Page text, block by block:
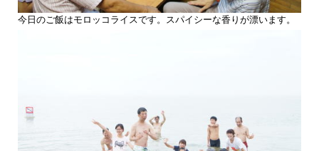
今日のご飯はモロッコライスです。スパイシーな香りが漂います。